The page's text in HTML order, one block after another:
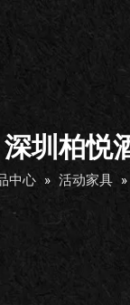
深圳柏悦
中心 » 活动家具 »